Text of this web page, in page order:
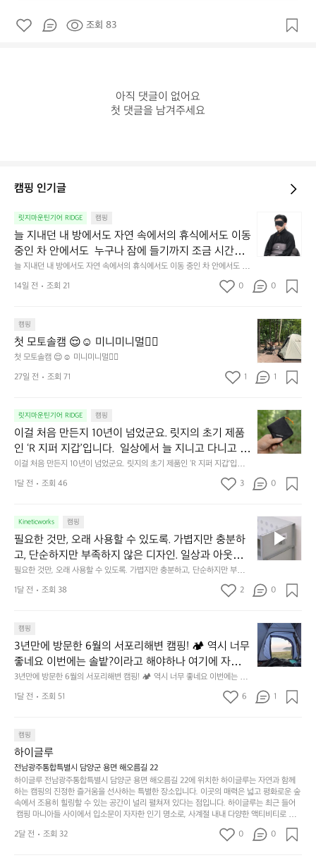
조회 83
아직 댓글이 없어요
첫 댓글을 남겨주세요
캠핑 인기글
릿지마운틴기어 RIDGE 캠핑
늘 지내던 내 방에서도 자연 속에서의 휴식에서도 이동
중인 차 안에서도  누구나 잠에 들기까지 조금 시간이
걸리는 순간이 있습니다.  그럴 때는 차분하게 눈을 가
려보세요. 마치 암막 커튼을 조용히 내리듯이.  Polarte
c® Wind Pro™의 온기가 눈가를 포근히 감싸줍니다.
줍니다.  이 슬립 웜을 쓰는 것만으로 그곳은 나만의 밤
이 됩니다.  안녕히 주무세요.
늘 지내던 내 방에서도 자연 속에서의 휴식에서도 이동 중인 차 안에서도  누
구나 잠에 들기까지 조금 시간이 걸리는 순간이 있습니다.  그럴 때는 차분하
게 눈을 가려보세요. 마치 암막 커튼을 조용히 내리듯이.  Polartec® Wind
밤이 됩니다.  안녕히 주무세요.
내
던
방
도
자
연
속
에
의
휴
식
에
도
이
중
인
차
안
서
도
구
나
잠
에
기
까
이
걸
리
는
순
14일 전 조회 21 0 0
캠핑
첫 모토솔캠 😌☺️ 미니미니멀👌🏼
첫 모토솔캠 😌☺️ 미니미니멀👌🏼
첫
모
토
솔
캠
☺️
미
니
미
멀
👌🏼
27일 전 조회 71 1 1
릿지마운틴기어 RIDGE 캠핑
이걸 처음 만든지 10년이 넘었군요. 릿지의 초기 제품
인 ‘R 지퍼 지갑’입니다.  일상에서 늘 지니고 다니고 싶
어지는 물건에는 크기, 무게, 형태, 색감 사이의 아주 미
묘한 밸런스가 존재합니다.  예를 들자면 일에 집중하
느라 책상 위 가장자리에 대충 걸쳐 놓아도 시야에 걸
는 균형감에서 출발했습니다.  그중에서도 슬림함에 철
저히 집착했습니다. 튼튼한 내구도와 넉넉한 수납력을
해치치 않는 선에서, 가장 가볍고 얇게 설계했습니다.
이 디자인과 사용감은, 꼭 직접 손으로 만져보며 경험
해 보시기를 바랍니다.
이걸 처음 만든지 10년이 넘었군요. 릿지의 초기 제품인 ‘R 지퍼 지갑’입니
다.  일상에서 늘 지니고 다니고 싶어지는 물건에는 크기, 무게, 형태, 색감
사이의 아주 미묘한 밸런스가 존재합니다.  예를 들자면 일에 집중하느라 책
철저히 집착했습니다. 튼튼한 내구도와 넉넉한 수납력을 해치치 않는 선에
서, 가장 가볍고 얇게 설계했습니다.  이 디자인과 사용감은, 꼭 직접 손으로
만져보며 경험해 보시기를 바랍니다.
이
걸
처
음
든
0
년
이
넘
군
지
의
초
기
품
갑’입
니
다.
일
상
에
1달 전 조회 46 3 0
Kineticworks 캠핑
필요한 것만, 오래 사용할 수 있도록. 가볍지만 충분하
고, 단순하지만 부족하지 않은 디자인. 일상과 아웃도
어의 경계를 자연스럽게 이어주는 RIDGE MOUNTAIN
GEAR. 키네틱웍스에서 만나보세요.
필요한 것만, 오래 사용할 수 있도록. 가볍지만 충분하고, 단순하지만 부족하
지 않은 디자인. 일상과 아웃도어의 경계를 자연스럽게 이어주는 RIDGE M
OUNTAIN GEAR. 키네틱웍스에서 만나보세요.
필
요
한
것
오
용
할
수
있
록.
분
하
고,
단
순
하
1달 전 조회 38 2 0
캠핑
3년만에 방문한 6월의 서포리해변 캠핑! 🏕 역시 너무
좋네요 이번에는 솔밭?이라고 해야하나 여기에 자리를
잡았는데 정말 시원하고 경치도 좋네요  서해치고 물도
맑은편, 아이들도 놀기 좋고 1박 2일은 넘 짧게 느껴지
네요  .1박 1동 1만원 (수금은 7시쯤, 동네에서 관리) .수
바로 화장실있음 .5분거리 cu .2분거리 음식점  항구에
서부터 해변까지 버스도 다니네요 ㅎㅎㅎ 아이들 엄청
좋아하네요 점심쯤도착해서 철수할때까지 물놀이 3
타임이나 했네요 ⛱️
3년만에 방문한 6월의 서포리해변 캠핑! 🏕 역시 너무 좋네요 이번에는 솔
밭?이라고 해야하나 여기에 자리를 잡았는데 정말 시원하고 경치도 좋네요
서해치고 물도 맑은편, 아이들도 놀기 좋고 1박 2일은 넘 짧게 느껴지네요  .
항구에서부터 해변까지 버스도 다니네요 ㅎㅎㅎ 아이들 엄청 좋아하네요 점
심쯤도착해서 철수할때까지 물놀이 3타임이나 했네요 ⛱️
년
만
에
문
포
리
해
변
캠
핑!
1달 전 조회 51 6 1
캠핑
하이글루
전남광주통합특별시 담양군 용면 해오름길 22
하이글루 전남광주통합특별시 담양군 용면 해오름길 22에 위치한 하이글루는 자연과 함께
하는 캠핑의 진정한 즐거움을 선사하는 특별한 장소입니다. 이곳의 매력은 넓고 평화로운 숲
속에서 조용히 힐링할 수 있는 공간이 널리 펼쳐져 있다는 점입니다. 하이글루는 최근 들어
캠핑 마니아들 사이에서 입소문이 자자한 인기 명소로, 사계절 내내 다양한 액티비티로 방
문객들을 맞이합니다. 특히, 하이글루의 독특한 시설인 글램핑 텐트는 고객들에게 아늑한 잠
자리를 제공하며, 캠핑의 매력을 한층 더해 줍니다. 밖에서는 자연의 소리를 들으며, 내부에
2달 전 조회 32 0 0